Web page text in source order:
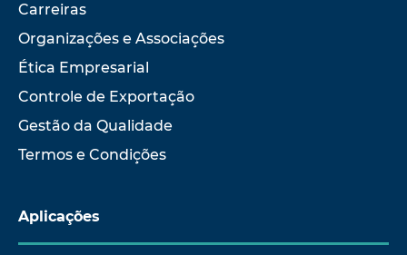
Carreiras
Organizações e Associações
Ética Empresarial
Controle de Exportação
Gestão da Qualidade
Termos e Condições
Aplicações